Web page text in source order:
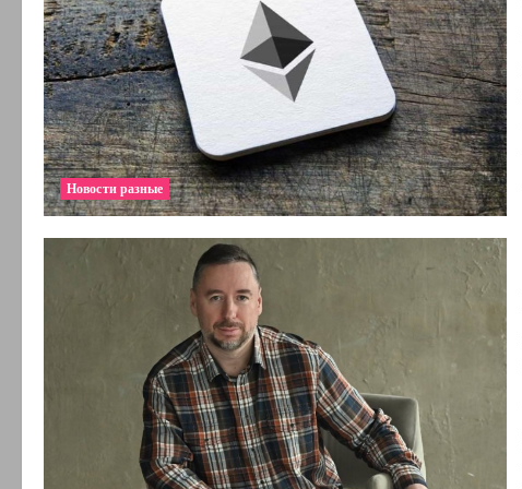
Новости разные